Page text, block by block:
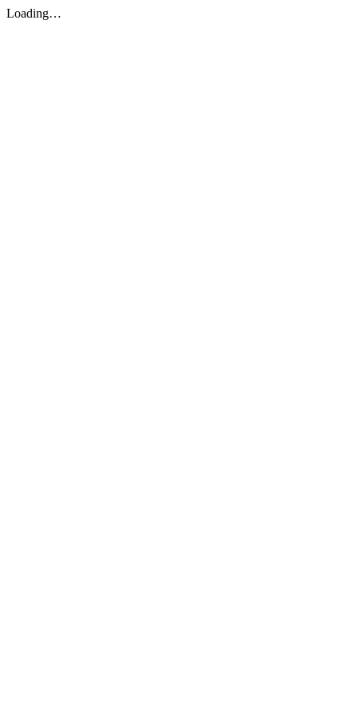
Loading…